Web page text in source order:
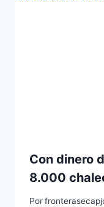
Con dinero
8.000
Por